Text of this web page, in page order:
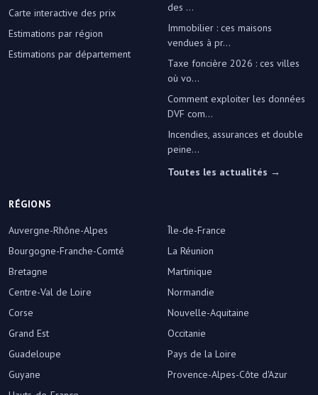
Carte interactive des prix
Estimations par région
Estimations par département
des ...
Immobilier : ces maisons
vendues à pr...
Taxe foncière 2026 : ces villes
où vo...
Comment exploiter les données
DVF com...
Incendies, assurances et double
peine...
Toutes les actualités →
RÉGIONS
Auvergne-Rhône-Alpes
Bourgogne-Franche-Comté
Bretagne
Centre-Val de Loire
Corse
Grand Est
Guadeloupe
Guyane
Île-de-France
La Réunion
Martinique
Normandie
Nouvelle-Aquitaine
Occitanie
Pays de la Loire
Provence-Alpes-Côte d'Azur